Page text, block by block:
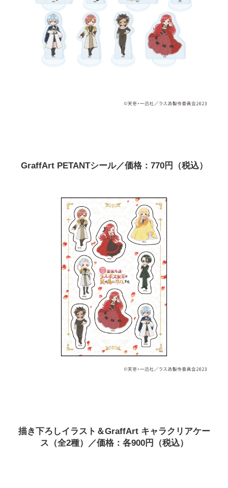
GraffArt PETANTシール／価格：770円（税込）
描き下ろしイラスト＆GraffArt キャラクリアケー
ス（全2種）／価格：各900円（税込）